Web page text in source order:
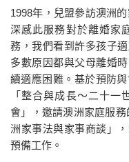
1998年，兒盟參訪澳洲
深感此服務對於離婚家
務，我們看到許多孩子
多數原因都與父母離婚
續適應困難。基於預防
「整合與成長～二十
會」，邀請澳洲家庭服
洲家事法與家事商談」
預備工作。